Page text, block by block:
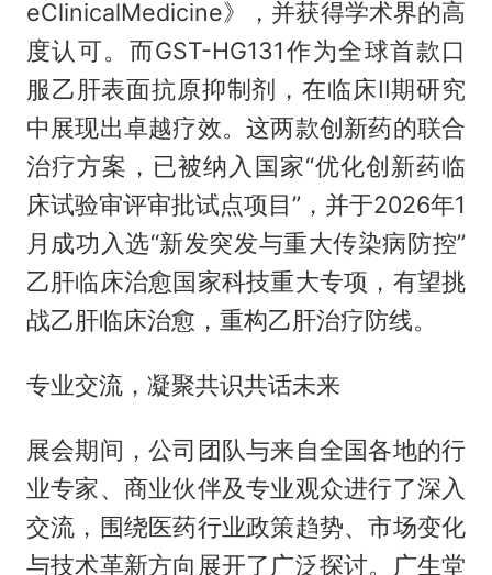
eClinicalMedicine》，并获得学术界的高
度认可。而GST-HG131作为全球首款口
服乙肝表面抗原抑制剂，在临床II期研究
中展现出卓越疗效。这两款创新药的联合
治疗方案，已被纳入国家“优化创新药临
床试验审评审批试点项目”，并于2026年1
月成功入选“新发突发与重大传染病防控”
乙肝临床治愈国家科技重大专项，有望挑
战乙肝临床治愈，重构乙肝治疗防线。
专业交流，凝聚共识共话未来
展会期间，公司团队与来自全国各地的行
业专家、商业伙伴及专业观众进行了深入
交流，围绕医药行业政策趋势、市场变化
与技术革新方向展开了广泛探讨。广生堂